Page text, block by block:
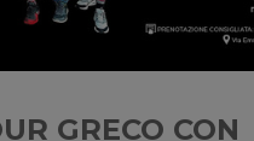
GRECO CON